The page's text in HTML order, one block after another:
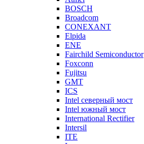
BOSCH
Broadcom
CONEXANT
Elpida
ENE
Fairchild Semiconductor
Foxconn
Fujitsu
GMT
ICS
Intel северный мост
Intel южный мост
International Rectifier
Intersil
ITE